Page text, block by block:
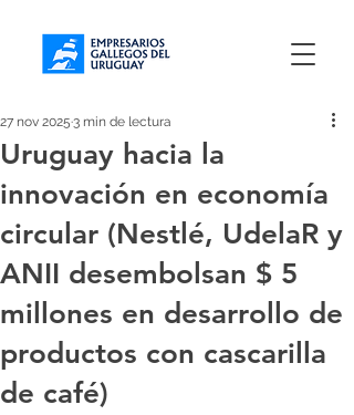
Uruguay hacia la
innovación en economía
circular (Nestlé, UdelaR y
ANII desembolsan $ 5
millones en desarrollo de
productos con cascarilla
de café)
27 nov 2025 3 min de lectura